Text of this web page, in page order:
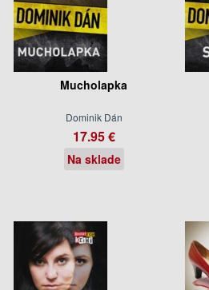
Mucholapka
Dominik Dán
17.95 €
Na sklade